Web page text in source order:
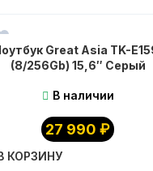
Great Asia TK-
(8/256Gb) 15,6″ Серый
В наличии
27 990₽
КОРЗИНУ